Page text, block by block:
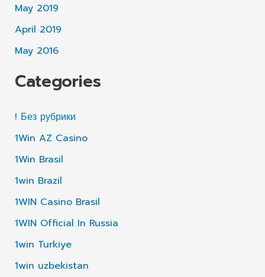
May 2019
April 2019
May 2016
Categories
! Без рубрики
1Win AZ Casino
1Win Brasil
1win Brazil
1WIN Casino Brasil
1WIN Official In Russia
1win Turkiye
1win uzbekistan